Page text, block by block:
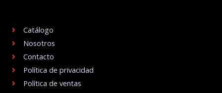
Catálogo
Nosotros
Contacto
Política de privacidad
Política de ventas